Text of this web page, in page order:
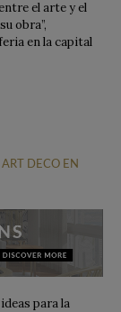
el arte y el
obra”,
en la capital
DECO EN
para la